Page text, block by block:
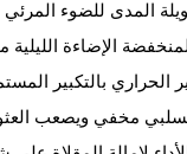
المدى للضوء المرئي
الإضاءة
الحراري بالتكبير
مخفي ويصعب